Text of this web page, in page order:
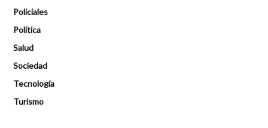
Policiales
Política
Salud
Sociedad
Tecnología
Turismo